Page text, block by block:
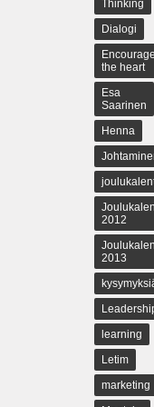
Thinking
Dialogi
the heart
Esa
Saarinen
Henna
2012
2013
learning
Letim
marketing